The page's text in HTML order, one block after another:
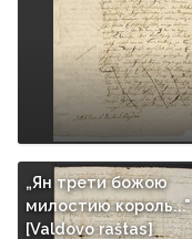
„Ян трети божою
милостию король..."
[Valdovo raštas]